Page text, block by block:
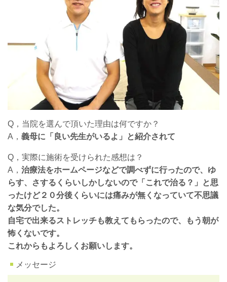
Q，当院を選んで頂いた理由は何ですか？
A， 義母に「良い先生がいるよ」と紹介されて
Q，実際に施術を受けられた感想は？
A， 治療法をホームページなどで調べずに行ったので、ゆ
らす、さするくらいしかしないので「これで治る？」と思
ったけど２０分後くらいには痛みが無くなっていて不思議
な気分でした。
自宅で出来るストレッチも教えてもらったので、もう朝が
怖くないです。
これからもよろしくお願いします。
メッセージ